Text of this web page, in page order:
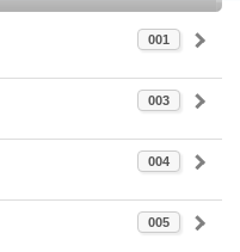
001
003
004
005